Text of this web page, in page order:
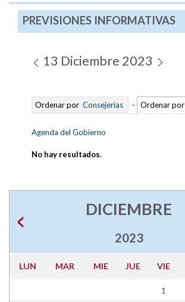
PREVISIONES INFORMATIVAS
13 Diciembre 2023
Ordenar por Consejerías - Ordenar por
Agenda del Gobierno
No hay resultados.
DICIEMBRE
2023
LUN MAR MIE JUE VIE
1